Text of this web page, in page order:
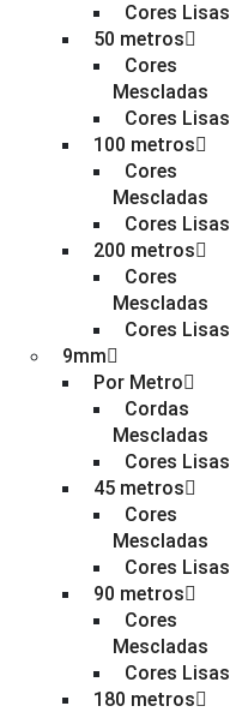
Cores Lisas
50 metros
Cores
Mescladas
Cores Lisas
100 metros
Cores
Mescladas
Cores Lisas
200 metros
Cores
Mescladas
Cores Lisas
9mm
Por Metro
Cordas
Mescladas
Cores Lisas
45 metros
Cores
Mescladas
Cores Lisas
90 metros
Cores
Mescladas
Cores Lisas
180 metros